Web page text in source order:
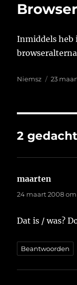
Browser
Inmiddels heb
Auteur
Niemsz 23
2
maarten
24 maart 2008 om
Dat is / was?
Beantwoorden